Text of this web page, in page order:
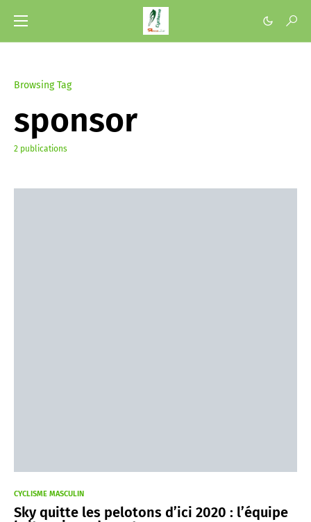
Browsing Tag
sponsor
2 publications
CYCLISME MASCULIN
Sky quitte les pelotons d’ici 2020 : l’équipe